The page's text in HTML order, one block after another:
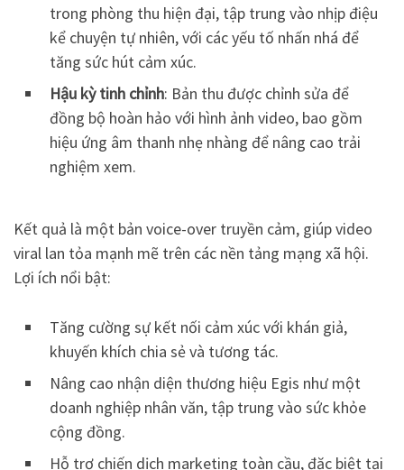
trong phòng thu hiện đại, tập trung vào nhịp điệu
kể chuyện tự nhiên, với các yếu tố nhấn nhá để
tăng sức hút cảm xúc.
Hậu kỳ tinh chỉnh: Bản thu được chỉnh sửa để
đồng bộ hoàn hảo với hình ảnh video, bao gồm
hiệu ứng âm thanh nhẹ nhàng để nâng cao trải
nghiệm xem.
Kết quả là một bản voice-over truyền cảm, giúp video
viral lan tỏa mạnh mẽ trên các nền tảng mạng xã hội.
Lợi ích nổi bật:
Tăng cường sự kết nối cảm xúc với khán giả,
khuyến khích chia sẻ và tương tác.
Nâng cao nhận diện thương hiệu Egis như một
doanh nghiệp nhân văn, tập trung vào sức khỏe
cộng đồng.
Hỗ trợ chiến dịch marketing toàn cầu, đặc biệt tại